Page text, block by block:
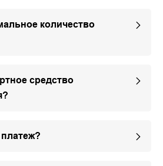
количество
средство